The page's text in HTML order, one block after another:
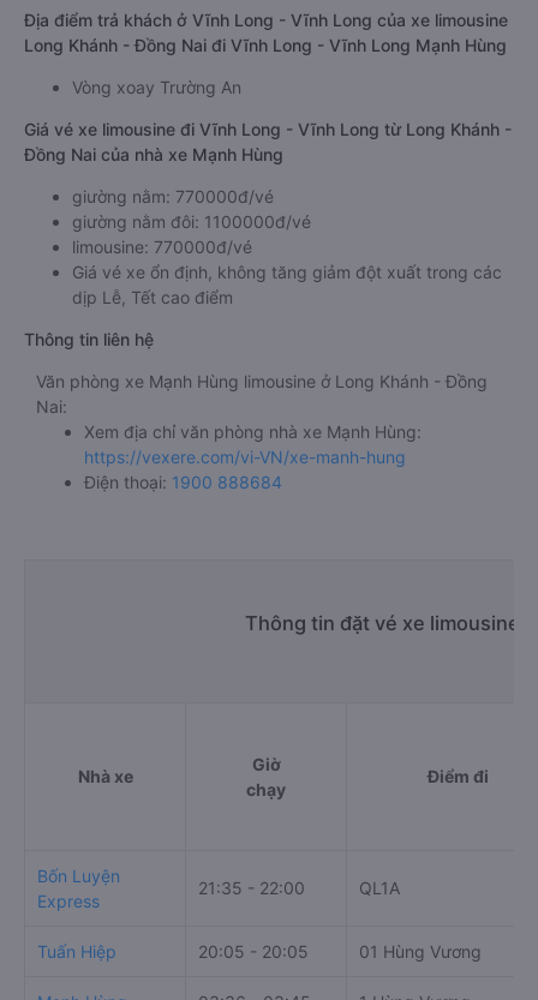
Địa điểm trả khách ở Vĩnh Long - Vĩnh Long của xe limousine
Long Khánh - Đồng Nai đi Vĩnh Long - Vĩnh Long Mạnh Hùng
Vòng xoay Trường An
Giá vé xe limousine đi Vĩnh Long - Vĩnh Long từ Long Khánh -
Đồng Nai của nhà xe Mạnh Hùng
giường nằm: 770000đ/vé
giường nằm đôi: 1100000đ/vé
limousine: 770000đ/vé
Giá vé xe ổn định, không tăng giảm đột xuất trong các
dịp Lễ, Tết cao điểm
Thông tin liên hệ
Văn phòng xe Mạnh Hùng limousine ở Long Khánh - Đồng
Nai:
Xem địa chỉ văn phòng nhà xe Mạnh Hùng:
https://vexere.com/vi-VN/xe-manh-hung
Điện thoại: 1900 888684
Thông tin đặt vé xe limousine
Nhà xe
Giờ
chạy
Điểm đi
Bốn Luyện
Express
21:35 - 22:00 QL1A
Tuấn Hiệp 20:05 - 20:05 01 Hùng Vương